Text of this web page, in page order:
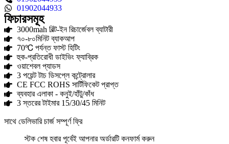
01902044933
ফিচারসমূহ
3000mah বিল্ট-ইন রিচার্জেবল ব্যাটারী
৭০-৮০মিনিট ব্যাকআপ
70℃ পর্যন্ত ফাস্ট হিটিং
হুক-প্রতিরোধী ডাইভিং ফ্যাব্রিক
ওয়াশেবল প্যাডস
3 পয়েন্ট টাচ ডিসপ্লে কন্ট্রোলার
CE FCC ROHS সার্টিফিকেট প্রাপ্ত
ব্যবহার এলাকা - কনুই/হাঁটু/কাঁধ
3 স্তরের টাইমার 15/30/45 মিনিট
সাথে ডেলিভারি চার্জ সম্পূর্ণ ফ্রি
স্টক শেষ হবার পূর্বেই আপনার অর্ডারটি কনফার্ম করুন